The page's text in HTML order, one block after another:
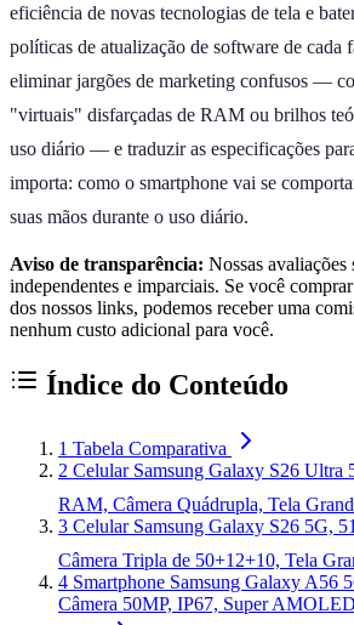
eficiência de novas tecnologias de tela e
políticas de atualização de software de cada
eliminar jargões de marketing confusos —
"virtuais" disfarçadas de RAM ou brilhos
uso diário — e traduzir as especificações
importa: como o smartphone vai se
suas mãos durante o uso diário.
Aviso de transparência: Nossas avaliações
independentes e imparciais. Se você
dos nossos links, podemos receber uma
nenhum custo adicional para você.
Índice do Conteúdo
1 Tabela Comparativa
2 Celular Samsung Galaxy S26 Ultra
RAM, Câmera Quádrupla, Tela
3 Celular Samsung Galaxy S26 5G,
Câmera Tripla de 50+12+10, Tela
4 Smartphone Samsung Galaxy
Câmera 50MP, IP67, Super